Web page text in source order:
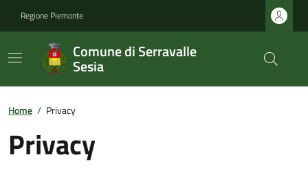
Regione Piemonte
Comune di Serravalle
Sesia
Home / Privacy
Privacy